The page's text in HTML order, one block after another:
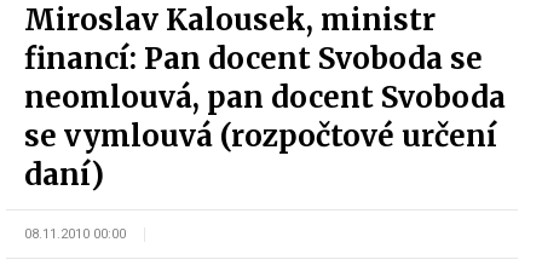
Miroslav Kalousek, ministr
financí: Pan docent Svoboda se
neomlouvá, pan docent Svoboda
se vymlouvá (rozpočtové určení
daní)
08.11.2010 00:00